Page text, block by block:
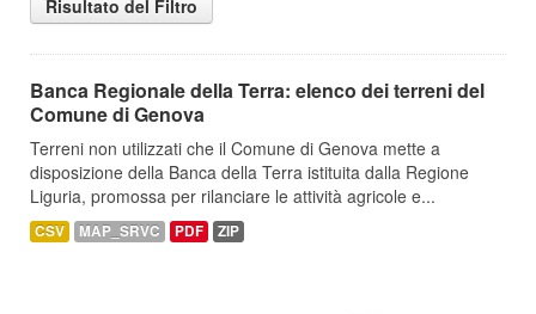
Risultato del Filtro
Banca Regionale della Terra: elenco dei terreni del
Comune di Genova
Terreni non utilizzati che il Comune di Genova mette a
disposizione della Banca della Terra istituita dalla Regione
Liguria, promossa per rilanciare le attività agricole e...
CSV MAP_SRVC PDF ZIP